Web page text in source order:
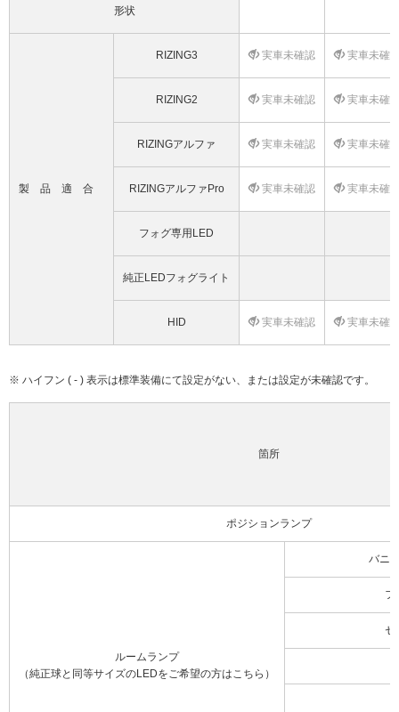
形状
製品適合
RIZING3 実車未確認 実車未確
RIZING2 実車未確認 実車未確
RIZINGアルファ 実車未確認 実車未確
RIZINGアルファPro 実車未確認 実車未確
フォグ専用LED
純正LEDフォグライト
HID 実車未確認 実車未確
※ ハイフン ( - ) 表示は標準装備にて設定がない、または設定が未確認です。
箇所
ポジションランプ
ルームランプ
（純正球と同等サイズのLEDをご希望の方はこちら）
バニ
フ
セ